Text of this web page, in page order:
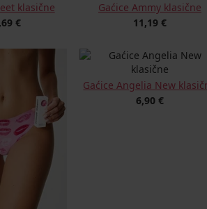
klasične
€
Gaćice Ammy klasične
11,19 €
Gaćice Angelia New
6,90 €